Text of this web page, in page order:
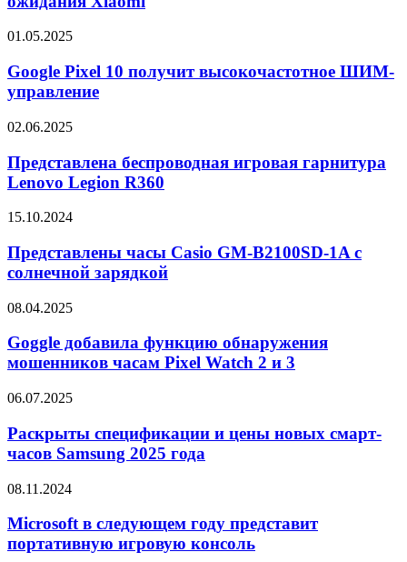
Ultra
ожидания
Google
10
получит
высокочастотное
управление
01.05.2025
Google Pixel 10 получит высокочастотное ШИМ-
управление
Представлена
игровая
гарнитура
Lenovo
R360
02.06.2025
Представлена беспроводная игровая гарнитура
Lenovo Legion R360
Представлены
Casio
GM-
B2100SD-
с
зарядкой
15.10.2024
Представлены часы Casio GM-B2100SD-1A с
солнечной зарядкой
Goggle
функцию
обнаружения
мошенников
Pixel
2
и
08.04.2025
Goggle добавила функцию обнаружения
мошенников часам Pixel Watch 2 и 3
Раскрыты
и
цены
новых
часов
2025
года
06.07.2025
Раскрыты спецификации и цены новых смарт-
часов Samsung 2025 года
Microsoft
следующем
представит
08.11.2024
Microsoft в следующем году представит
портативную игровую консоль